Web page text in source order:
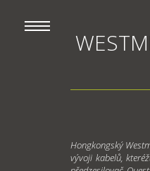
Hongkongský
vývoji kabelů,